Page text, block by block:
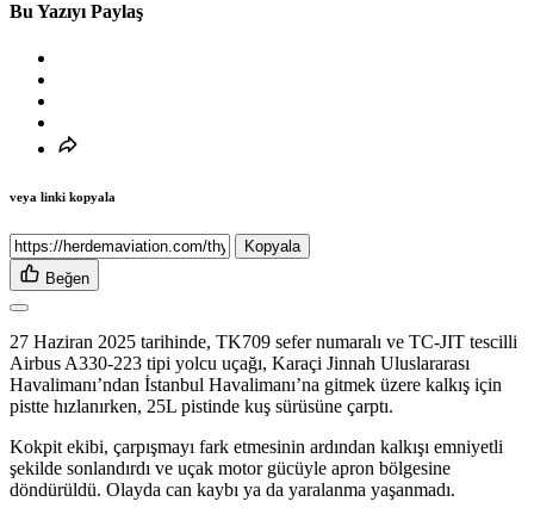
Bu Yazıyı Paylaş
veya linki kopyala
Kopyala
Beğen
27 Haziran 2025 tarihinde, TK709 sefer numaralı ve TC-JIT tescilli
Airbus A330-223 tipi yolcu uçağı, Karaçi Jinnah Uluslararası
Havalimanı’ndan İstanbul Havalimanı’na gitmek üzere kalkış için
pistte hızlanırken, 25L pistinde kuş sürüsüne çarptı.
Kokpit ekibi, çarpışmayı fark etmesinin ardından kalkışı emniyetli
şekilde sonlandırdı ve uçak motor gücüyle apron bölgesine
döndürüldü. Olayda can kaybı ya da yaralanma yaşanmadı.